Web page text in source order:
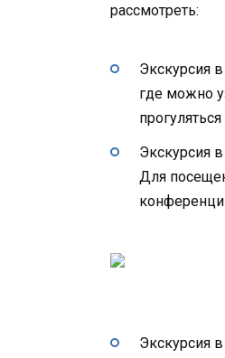
рассмотреть:
Экскурсия
где можно
Экскурсия
Для
Экскурсия